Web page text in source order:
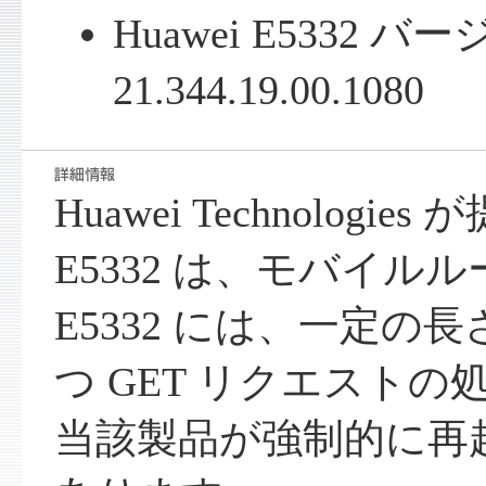
Huawei E5332 バー
21.344.19.00.1080
Huawei Technologies
E5332 は、モバイルル
E5332 には、一定の
つ GET リクエストの
当該製品が強制的に